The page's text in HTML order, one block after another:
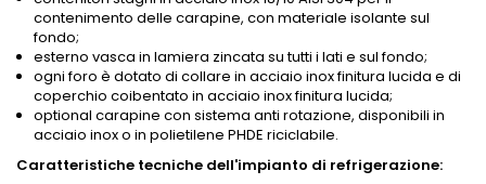
contenimento delle carapine, con materiale isolante sul
fondo;
esterno vasca in lamiera zincata su tutti i lati e sul fondo;
ogni foro è dotato di collare in acciaio inox finitura lucida e di
coperchio coibentato in acciaio inox finitura lucida;
optional carapine con sistema anti rotazione, disponibili in
acciaio inox o in polietilene PHDE riciclabile.
Caratteristiche tecniche dell'impianto di refrigerazione: